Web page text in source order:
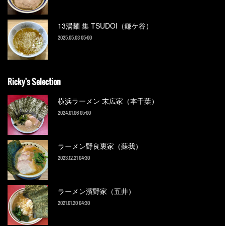
13湯麺 集 TSUDOI（鎌ケ谷）
2025.05.03 05:00
Ricky's Selection
横浜ラーメン 末広家（本千葉）
2024.01.06 05:00
ラーメン野良裏家（蘇我）
2023.12.21 04:30
ラーメン濱野家（五井）
2021.01.20 04:30